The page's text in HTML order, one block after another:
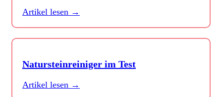
Artikel lesen →
Natursteinreiniger im Test
Artikel lesen →